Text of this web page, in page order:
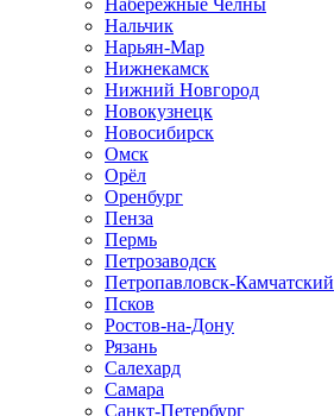
Набережные Челны
Нальчик
Нарьян-Мар
Нижнекамск
Нижний Новгород
Новокузнецк
Новосибирск
Омск
Орёл
Оренбург
Пенза
Пермь
Петрозаводск
Петропавловск-Камчатский
Псков
Ростов-на-Дону
Рязань
Салехард
Самара
Санкт-Петербург